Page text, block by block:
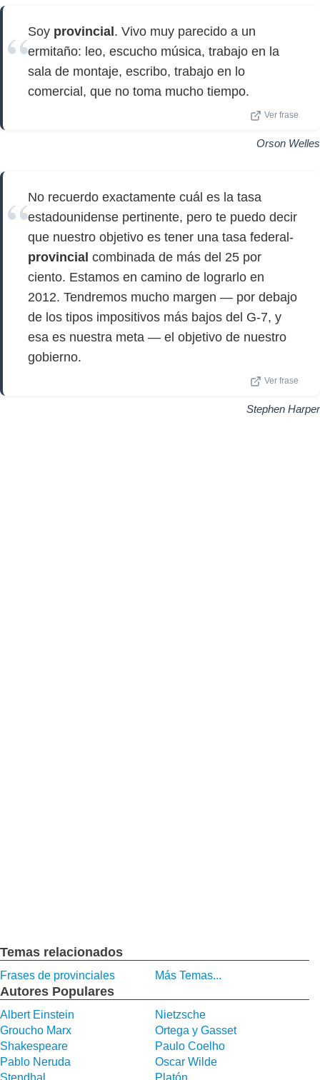
Soy provincial . Vivo muy parecido a un
ermitaño: leo, escucho música, trabajo en la
sala de montaje, escribo, trabajo en lo
comercial, que no toma mucho tiempo.
Ver frase
Orson Welles
No recuerdo exactamente cuál es la tasa
estadounidense pertinente, pero te puedo decir
que nuestro objetivo es tener una tasa federal-
provincial combinada de más del 25 por
ciento. Estamos en camino de lograrlo en
2012. Tendremos mucho margen — por debajo
de los tipos impositivos más bajos del G-7, y
esa es nuestra meta — el objetivo de nuestro
gobierno.
Ver frase
Stephen Harper
Temas relacionados
Frases de provinciales Más Temas...
Autores Populares
Albert Einstein
Nietzsche
Groucho Marx
Ortega y Gasset
Shakespeare
Paulo Coelho
Pablo Neruda
Oscar Wilde
Stendhal
Platón